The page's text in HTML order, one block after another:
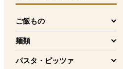
ご飯もの
を開く
麺類
を開く
パスタ・ピッツァ
を開く